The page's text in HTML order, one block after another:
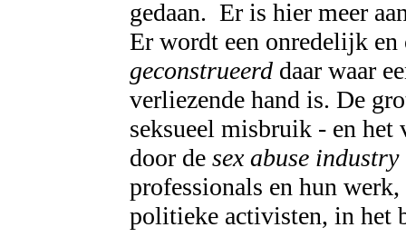
gedaan. Er is hier meer
Er wordt een onredelijk
geconstrueerd daar waar
verliezende hand is. De
seksueel misbruik - en
door de sex abuse industry
professionals en hun
politieke activisten, in het